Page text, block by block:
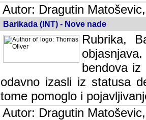
Autor: Dragutin
Barikada (INT) - Nove nade
Rubrika,
bendova
odavno izasli iz statusa
tome pomoglo i
Autor: Dragutin